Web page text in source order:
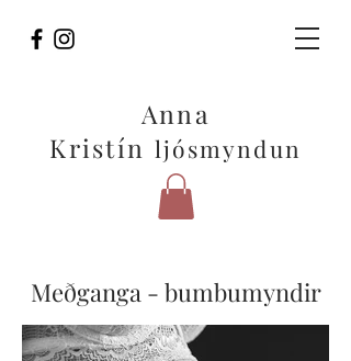
Anna
Kristín ljósmyndun
Meðganga - bumbumyndir